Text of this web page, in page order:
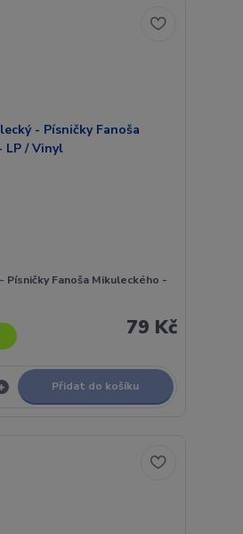
Písničky Fanoša Mikuleckého -
79 Kč
Přidat do košíku